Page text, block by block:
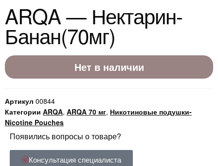
ARQA — Нектарин-
Банан(70мг)
Нет в наличии
Артикул 00844
Категории ARQA, ARQA 70 мг, Никотиновые подушки-
Nicotine Pouches
Появились вопросы о товаре?
Консультация специалиста